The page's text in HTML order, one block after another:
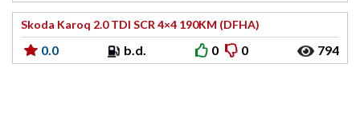
Skoda Karoq 2.0 TDI SCR 4×4 190KM (DFHA)
0.0 b.d. 0 0 794